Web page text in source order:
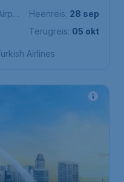
Heenreis: 28 sep
Terugreis: 05 okt
Airlines